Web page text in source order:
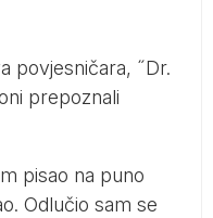
povjesničara, ˝Dr.
prepoznali
pisao na puno
Odlučio sam se